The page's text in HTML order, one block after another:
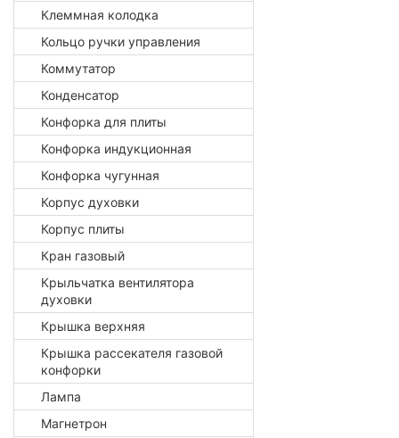
Клеммная колодка
Кольцо ручки управления
Коммутатор
Конденсатор
Конфорка для плиты
Конфорка индукционная
Конфорка чугунная
Корпус духовки
Корпус плиты
Кран газовый
Крыльчатка вентилятора
духовки
Крышка верхняя
Крышка рассекателя газовой
конфорки
Лампа
Магнетрон